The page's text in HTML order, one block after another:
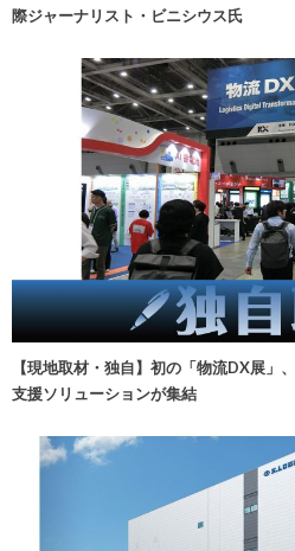
際ジャーナリスト・ビニシウス氏
【現地取材・独自】初の「物流DX展」
支援ソリューションが集結